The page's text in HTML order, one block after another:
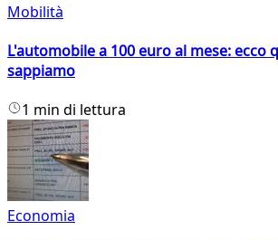
Mobilità
L'automobile a 100 euro al mese: ecco
sappiamo
1 min di lettura
Economia